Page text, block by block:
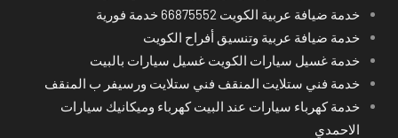
خدمة ضيافة عربية الكويت 66875552 خدمة فورية
خدمة ضيافة عربية وتنسيق أفراح الكويت
خدمة غسيل سيارات الكويت غسيل سيارات بالبيت
خدمة فني ستلايت المنقف فني ستلايت ورسيفر ب المنقف
خدمة كهرباء سيارات عند البيت كهرباء وميكانيك سيارات
الاحمدي